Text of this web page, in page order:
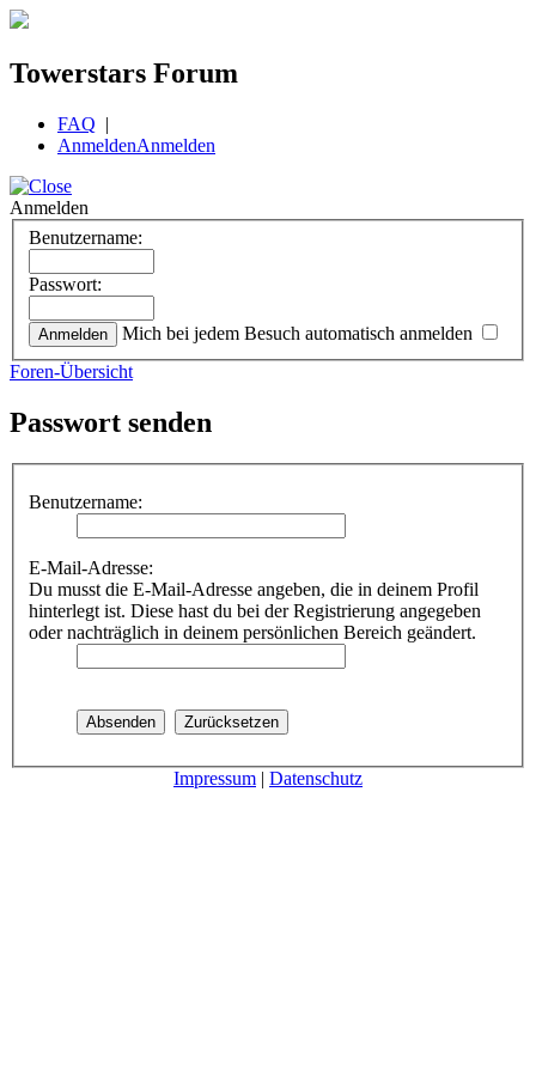
Towerstars Forum
FAQ |
AnmeldenAnmelden
Anmelden
Benutzername:
Passwort:
Mich bei jedem Besuch automatisch anmelden
Foren-Übersicht
Passwort senden
Benutzername:
E-Mail-Adresse:
Du musst die E-Mail-Adresse angeben, die in deinem Profil
hinterlegt ist. Diese hast du bei der Registrierung angegeben
oder nachträglich in deinem persönlichen Bereich geändert.
Impressum | Datenschutz